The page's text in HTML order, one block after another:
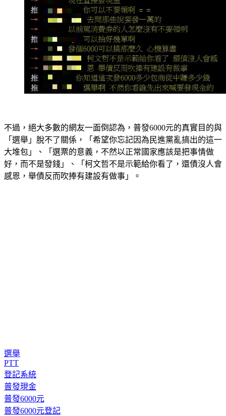
不過，絕大多數的網友一面倒認為，普發6000元的真實目的與
「選舉」脫不了關係，「希望你忘記因為民進黨亂搞出的這一
大堆包」、「選票的意義，不然以正常國家應該是把事情做
好，而不是發錢」、「柯文哲不是示範給你看了，還債沒人會
感恩，舉債反而吹捧有建設有做事」。
選舉
PTT
登記系統
普發現金
普發6000元
普發6000元登記